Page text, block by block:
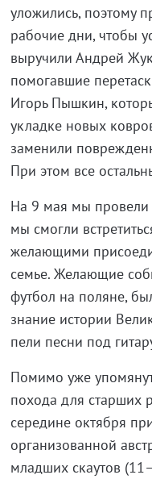
уложились, поэтому
рабочие дни, чтобы
выручили Андрей
помогавшие
Игорь Пышкин,
укладке новых
заменили
При этом все
На 9 мая мы провели
мы смогли
желающими
семье. Желающие
футбол на поляне,
знание истории
пели песни под
Помимо уже
похода для старших
середине октября
организованной
младших скаутов